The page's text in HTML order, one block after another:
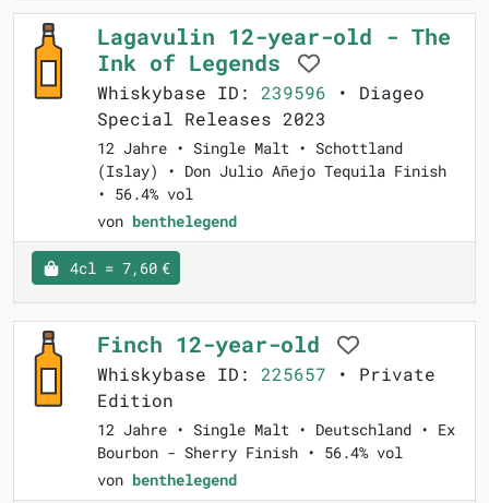
Lagavulin 12-year-old - The
Ink of Legends
Whiskybase ID: 239596 • Diageo
Special Releases 2023
12 Jahre • Single Malt • Schottland
(Islay) • Don Julio Añejo Tequila Finish
• 56.4% vol
von benthelegend
4cl = 7,60 €
Finch 12-year-old
Whiskybase ID: 225657 • Private
Edition
12 Jahre • Single Malt • Deutschland • Ex
Bourbon - Sherry Finish • 56.4% vol
von benthelegend